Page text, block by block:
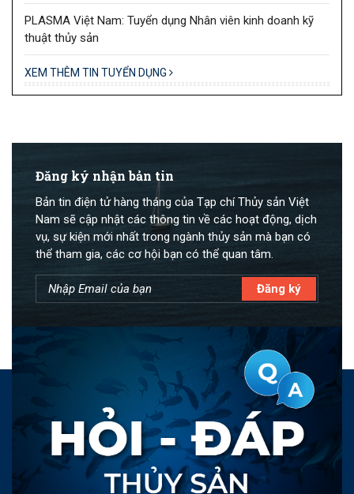
PLASMA Việt Nam: Tuyển dụng Nhân viên kinh doanh kỹ
thuật thủy sản
XEM THÊM TIN TUYỂN DỤNG
Đăng ký nhận bản tin
Bản tin điện tử hàng tháng của Tạp chí Thủy sản Việt
Nam sẽ cập nhật các thông tin về các hoạt động, dịch
vụ, sự kiện mới nhất trong ngành thủy sản mà bạn có
thể tham gia, các cơ hội bạn có thể quan tâm.